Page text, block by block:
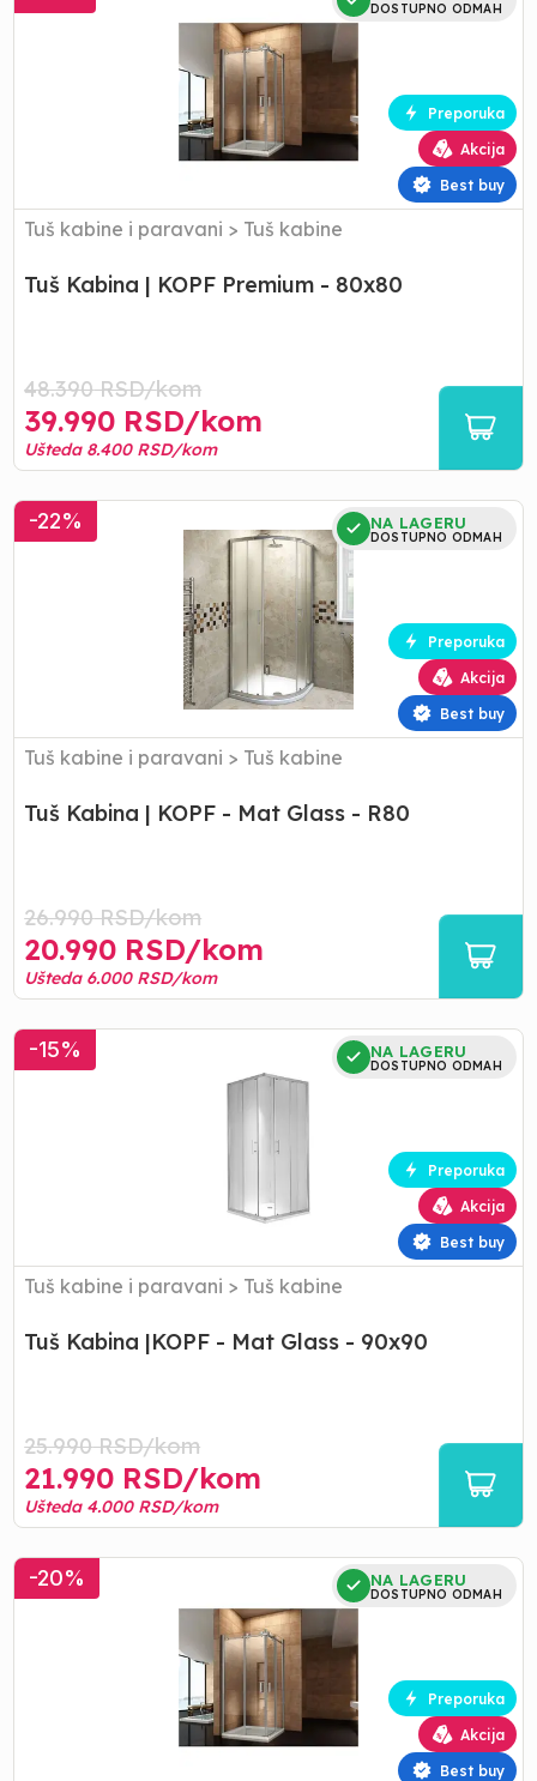
Kabina
Preporuka
Akcija
Best buy
DOSTUPNO ODMAH
Tuš kabine i paravani > Tuš kabine
Tuš Kabina | KOPF Premium - 80x80
48.390RSD/kom
39.990 RSD/kom
Ušteda 8.400RSD/kom
Tuš
Kabina
-22%
Preporuka
Akcija
Best buy
NA LAGERU
DOSTUPNO ODMAH
Tuš kabine i paravani > Tuš kabine
Tuš Kabina | KOPF - Mat Glass - R80
26.990RSD/kom
20.990 RSD/kom
Ušteda 6.000RSD/kom
Tuš
Kabina
-15%
Preporuka
Akcija
Best buy
NA LAGERU
DOSTUPNO ODMAH
Tuš kabine i paravani > Tuš kabine
Tuš Kabina |KOPF - Mat Glass - 90x90
25.990RSD/kom
21.990 RSD/kom
Ušteda 4.000RSD/kom
Tuš
Kabina
-20%
Preporuka
Akcija
Best buy
NA LAGERU
DOSTUPNO ODMAH